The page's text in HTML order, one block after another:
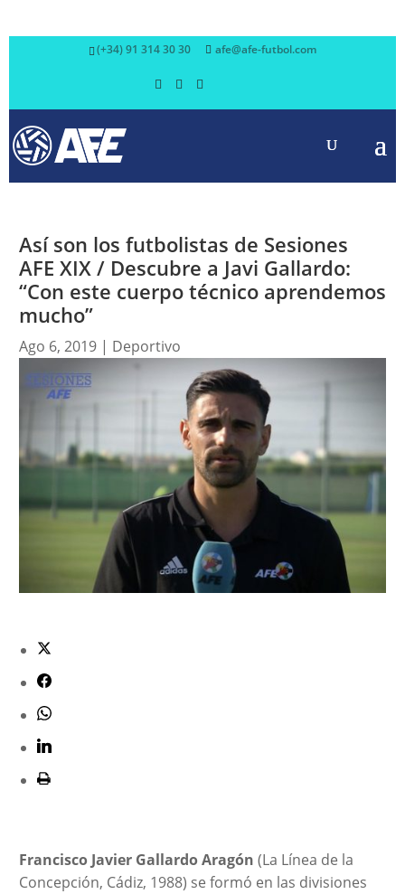
(+34) 91 314 30 30 afe@afe-futbol.com
Así son los futbolistas de Sesiones
AFE XIX / Descubre a Javi Gallardo:
“Con este cuerpo técnico aprendemos
mucho”
Ago 6, 2019| Deportivo
Francisco Javier Gallardo Aragón (La Línea de la
Concepción, Cádiz, 1988) se formó en las divisiones